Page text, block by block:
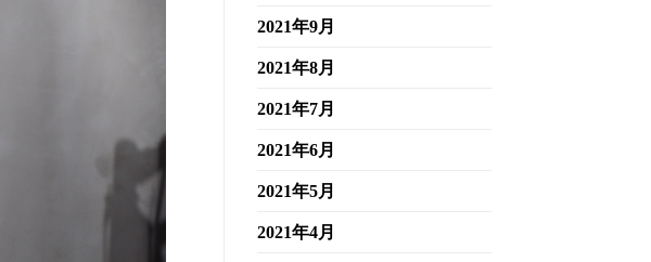
2021年9月
2021年8月
2021年7月
2021年6月
2021年5月
2021年4月